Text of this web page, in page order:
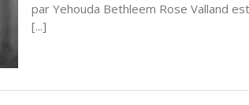
par Yehouda Bethleem Rose Valland
[...]